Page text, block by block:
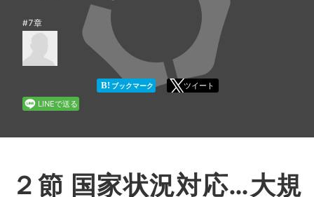
5章
8章
7章
B! ブックマーク
ツイート
LINEで送る
２節 国家状況対応…大規